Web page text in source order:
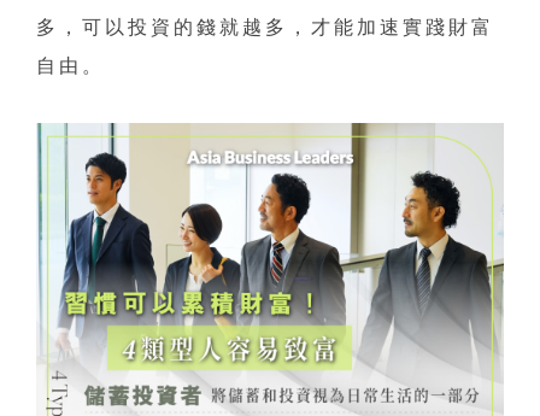
多，可以投資的錢就越多，才能加速實踐財富
自由。